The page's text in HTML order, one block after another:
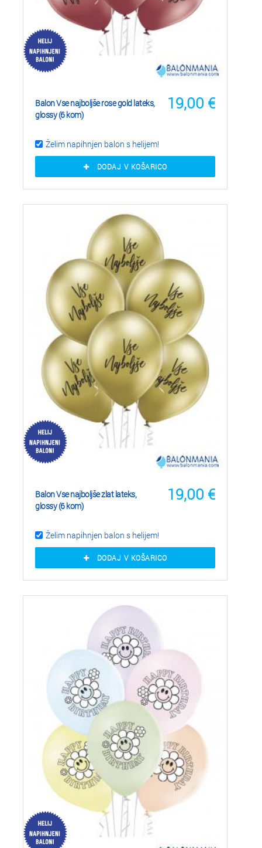
19,00 €
Balon Vse najboljše rose gold lateks,
glossy (6 kom)
Želim napihnjen balon s helijem!
DODAJ V KOŠARICO
19,00 €
Balon Vse najboljše zlat lateks,
glossy (6 kom)
Želim napihnjen balon s helijem!
DODAJ V KOŠARICO